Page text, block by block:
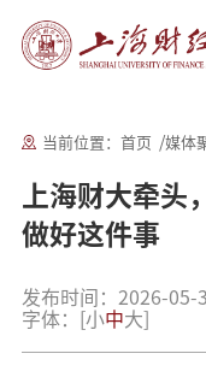
当前位置：首页 媒体
上海财大牵头
做好这件事
发布时间：2026-05-
字体：
小中大